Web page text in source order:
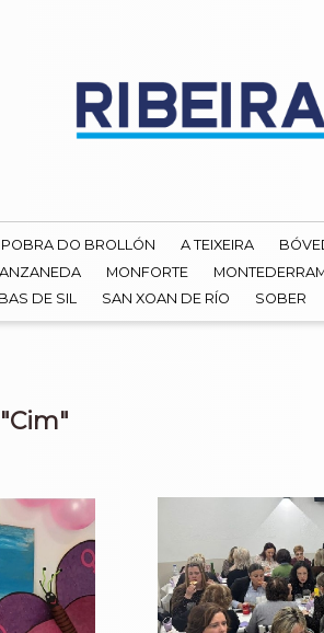
DO BROLLÓN A TEIXEIRA
MONFORTE
DE SIL SAN XOAN DE RÍO SOBER